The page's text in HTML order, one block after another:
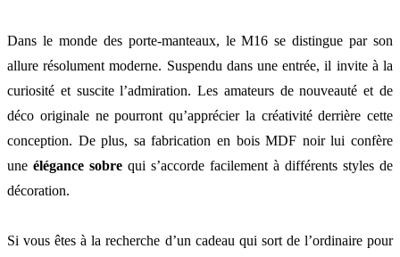
Dans le monde des porte-manteaux, le M16 se distingue par son
allure résolument moderne. Suspendu dans une entrée, il invite à la
curiosité et suscite l’admiration. Les amateurs de nouveauté et de
déco originale ne pourront qu’apprécier la créativité derrière cette
conception. De plus, sa fabrication en bois MDF noir lui confère
une élégance sobre qui s’accorde facilement à différents styles de
décoration.
Si vous êtes à la recherche d’un cadeau qui sort de l’ordinaire pour